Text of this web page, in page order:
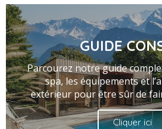
GUIDE
Parcourez notre guide
spa, les équipements et
extérieur pour être sûr de
Cliquer ici